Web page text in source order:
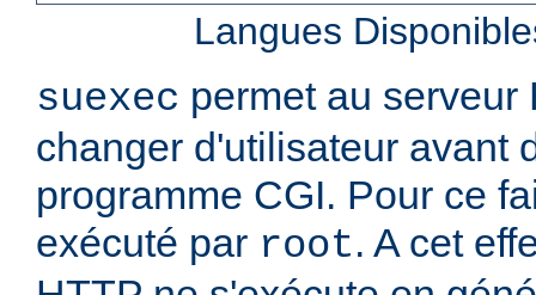
Langues
suexec permet au serveur
changer d'utilisateur avant
programme CGI. Pour ce
exécuté par root. A cet